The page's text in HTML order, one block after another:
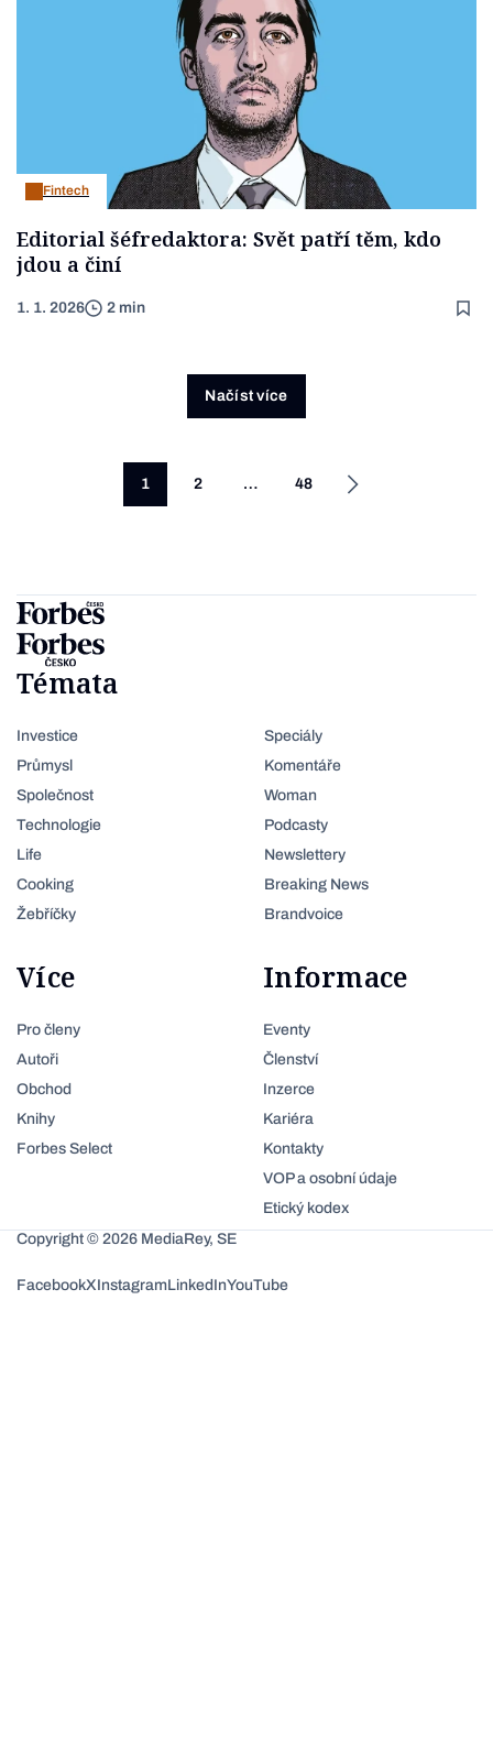
Fintech
Editorial šéfredaktora: Svět patří těm, kdo
jdou a činí
1. 1. 2026 2 min
Načíst více
1 2 … 48
Témata
Investice
Průmysl
Společnost
Technologie
Life
Cooking
Žebříčky
Speciály
Komentáře
Woman
Podcasty
Newslettery
Breaking News
Brandvoice
Více
Pro členy
Autoři
Obchod
Knihy
Forbes Select
Informace
Eventy
Členství
Inzerce
Kariéra
Kontakty
VOP a osobní údaje
Etický kodex
Copyright © 2026 MediaRey, SE
FacebookXInstagramLinkedInYouTube